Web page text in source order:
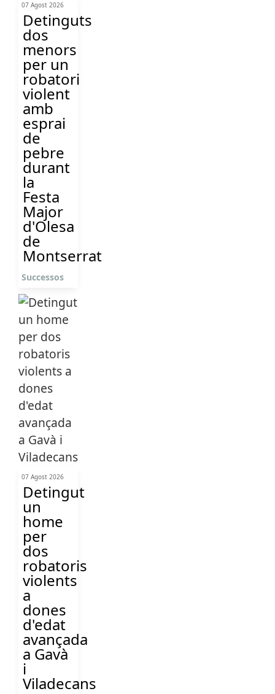
07 Agost 2026
Detinguts
dos
menors
per un
robatori
violent
amb
esprai
de
pebre
durant
la
Festa
Major
d'Olesa
de
Montserrat
Successos
07 Agost 2026
Detingut
un
home
per
dos
robatoris
violents
a
dones
d'edat
avançada
a Gavà
i
Viladecans